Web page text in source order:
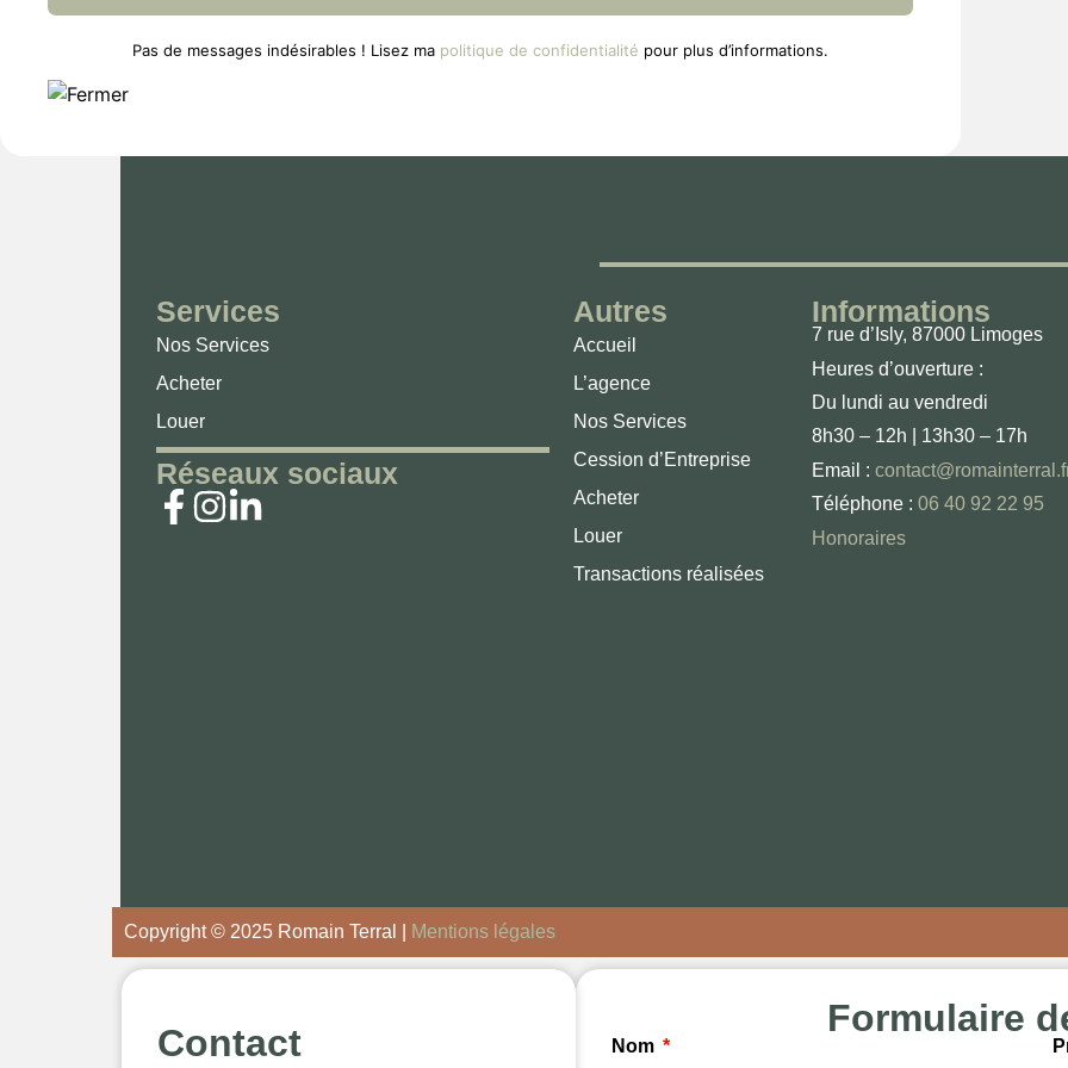
Pas de messages indésirables ! Lisez ma politique de confidentialité pour plus d’informations.
Services
Nos Services
Acheter
Louer
Réseaux sociaux
Autres
Accueil
L’agence
Nos Services
Cession d’Entreprise
Acheter
Louer
Transactions réalisées
Informations
7 rue d’Isly, 87000 Limoges
Heures d’ouverture :
Du lundi au vendredi
8h30 – 12h | 13h30 – 17h
Email :
Téléphone : 06 40 92 22 95
Honoraires
Copyright © 2025 Romain Terral | Mentions légales
Formulaire
Nom
Contact